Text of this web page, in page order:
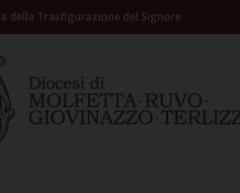
della Trasfigurazione del Signore